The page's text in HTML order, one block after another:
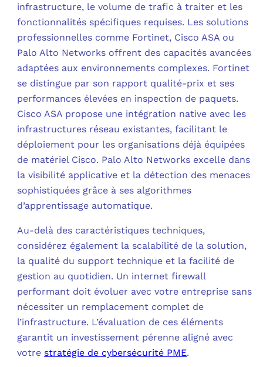
infrastructure, le volume de trafic à traiter et les
fonctionnalités spécifiques requises. Les solutions
professionnelles comme Fortinet, Cisco ASA ou
Palo Alto Networks offrent des capacités avancées
adaptées aux environnements complexes. Fortinet
se distingue par son rapport qualité-prix et ses
performances élevées en inspection de paquets.
Cisco ASA propose une intégration native avec les
infrastructures réseau existantes, facilitant le
déploiement pour les organisations déjà équipées
de matériel Cisco. Palo Alto Networks excelle dans
la visibilité applicative et la détection des menaces
sophistiquées grâce à ses algorithmes
d’apprentissage automatique.
Au-delà des caractéristiques techniques,
considérez également la scalabilité de la solution,
la qualité du support technique et la facilité de
gestion au quotidien. Un internet firewall
performant doit évoluer avec votre entreprise sans
nécessiter un remplacement complet de
l’infrastructure. L’évaluation de ces éléments
garantit un investissement pérenne aligné avec
votre stratégie de cybersécurité PME.